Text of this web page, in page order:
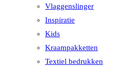
Vlaggenslinger
Inspiratie
Kids
Kraampakketten
Textiel bedrukken